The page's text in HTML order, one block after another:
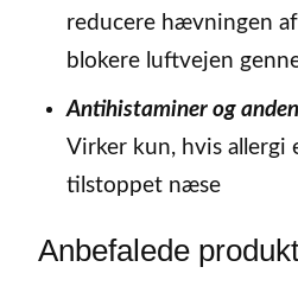
reducere hævningen
blokere luftvejen
Antihistaminer og
Virker kun, hvis allergi
tilstoppet næse
Anbefalede